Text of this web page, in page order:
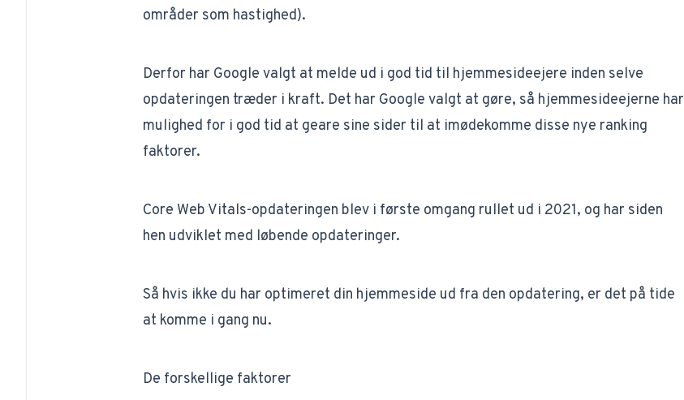
områder som hastighed).
Derfor har Google valgt at melde ud i god tid til hjemmesideejere inden selve
opdateringen træder i kraft. Det har Google valgt at gøre, så hjemmesideejerne har
mulighed for i god tid at geare sine sider til at imødekomme disse nye ranking
faktorer.
Core Web Vitals-opdateringen blev i første omgang rullet ud i 2021, og har siden
hen udviklet med løbende opdateringer.
Så hvis ikke du har optimeret din hjemmeside ud fra den opdatering, er det på tide
at komme i gang nu.
De forskellige faktorer